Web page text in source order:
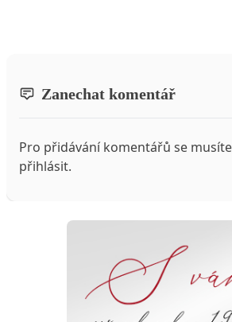
Zanechat komentář
Pro přidávání komentářů se
přihlásit.